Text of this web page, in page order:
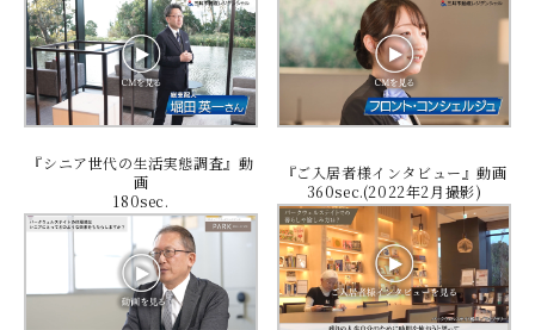
『シニア世代の生活実態調査』動
画
180sec.
『ご入居者様インタビュー』動画
360sec.(2022年2月撮影)